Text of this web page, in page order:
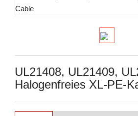
UL21408, UL21409,
Halogenfreies XL-PE-